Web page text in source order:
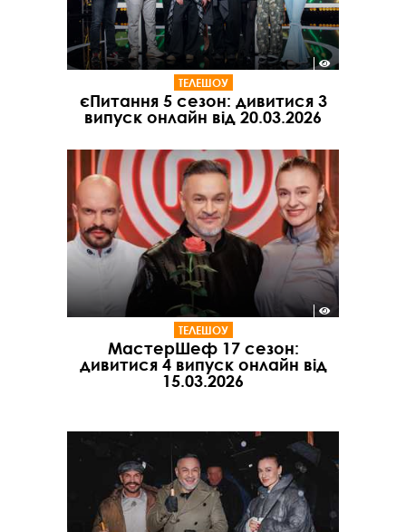
ТЕЛЕШОУ
єПитання 5 сезон: дивитися 3
випуск онлайн від 20.03.2026
ТЕЛЕШОУ
МастерШеф 17 сезон:
дивитися 4 випуск онлайн від
15.03.2026